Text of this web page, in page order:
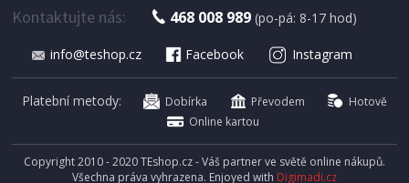
Kontaktujte nás: 468 008 989 (po-pá: 8-17 hod)
info@teshop.cz Facebook Instagram
Platební metody: Dobírka Převodem
Hotově
Online kartou
Copyright 2010 - 2020 TEshop.cz - Váš partner ve světě online nákupů.
Všechna práva vyhrazena. Enjoyed with Digimadi.cz